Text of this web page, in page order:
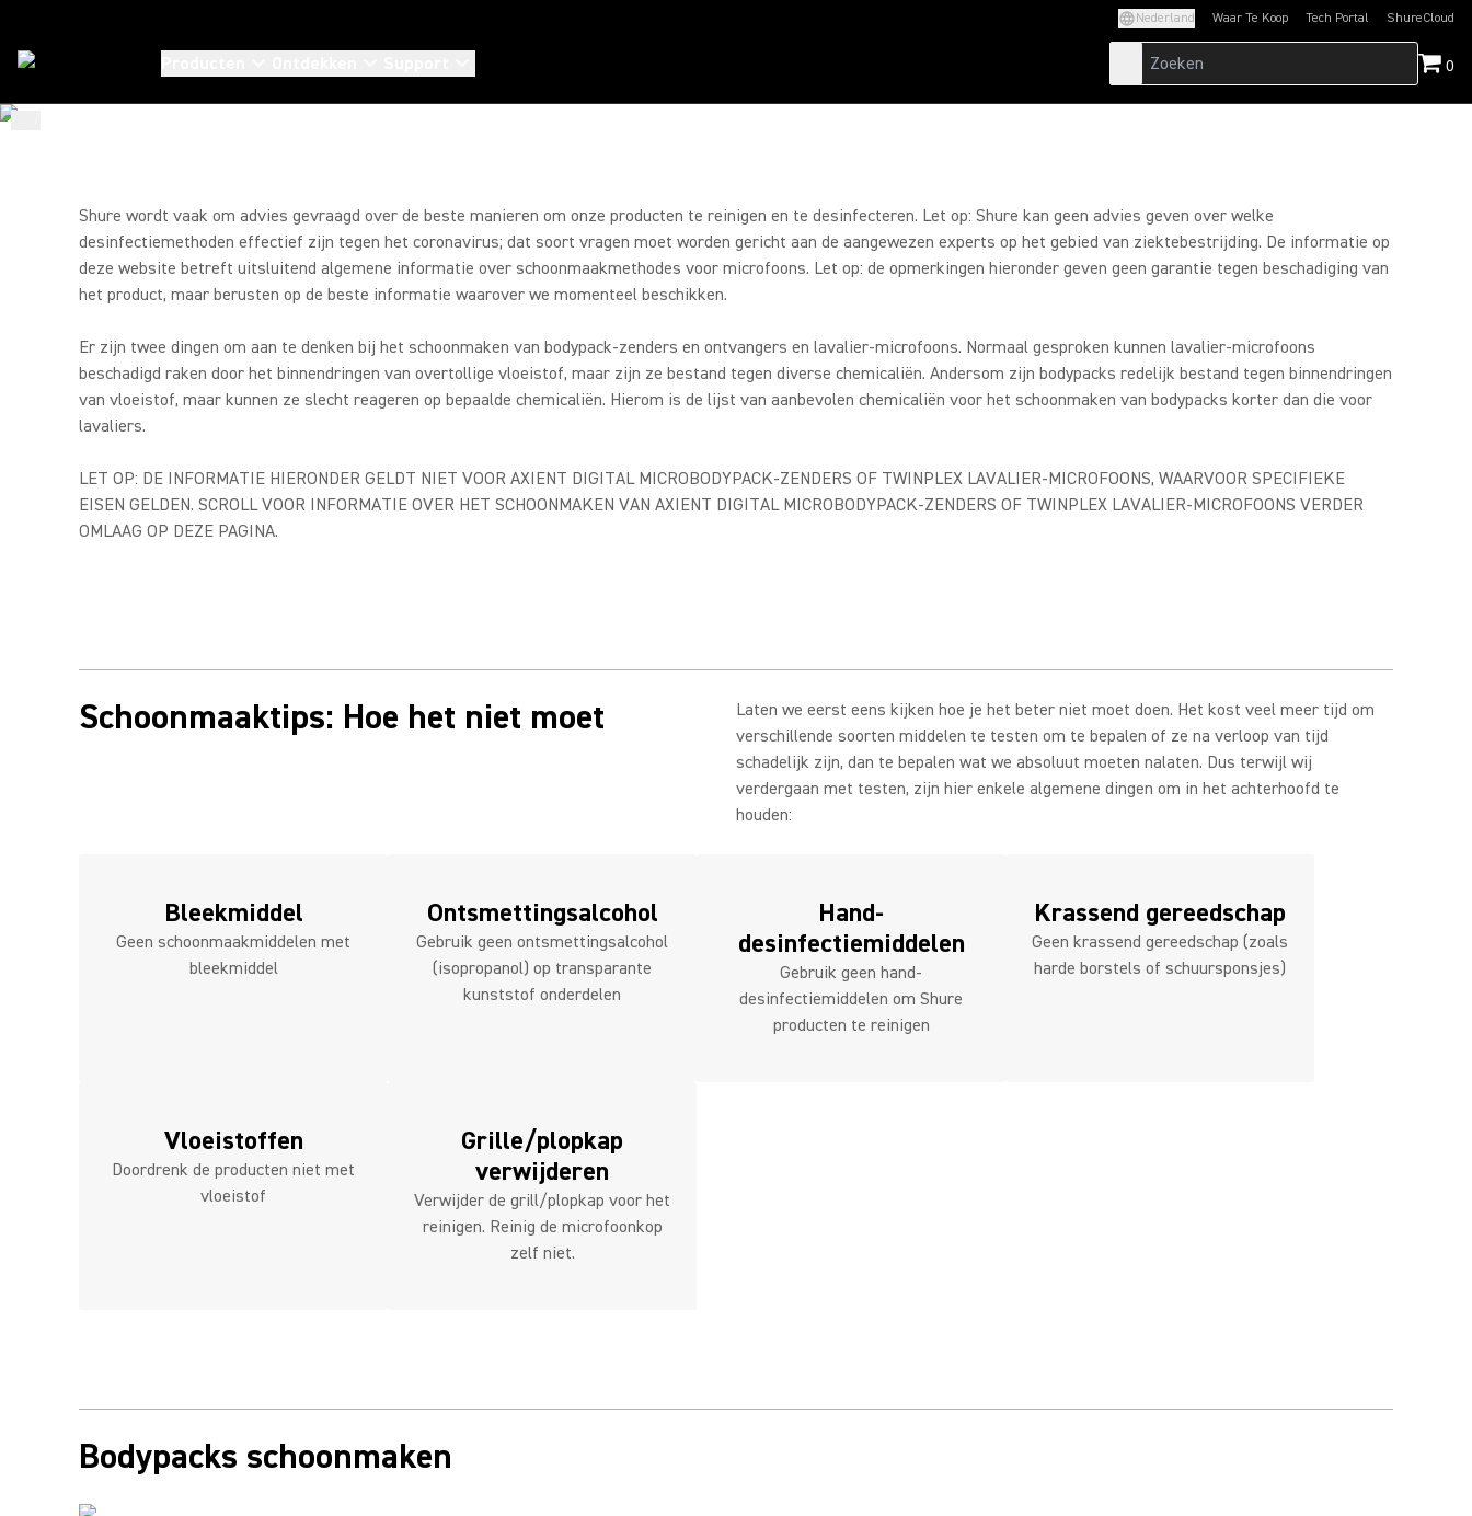
Nederland Waar Te Koop Tech Portal
(Opens in a new tab)ShureCloud
(Opens in a new
0
ZENDERS/ONTVANGERS
LAVALIER-/HEADSETS-
MICROFOONS
Shure wordt vaak om advies gevraagd over de beste manieren om onze producten te reinigen en te desinfecteren. Let op: Shure kan geen advies geven over welke
desinfectiemethoden effectief zijn tegen het coronavirus; dat soort vragen moet worden gericht aan de aangewezen experts op het gebied van ziektebestrijding. De informatie op
deze website betreft uitsluitend algemene informatie over schoonmaakmethodes voor microfoons. Let op: de opmerkingen hieronder geven geen garantie tegen beschadiging van
het product, maar berusten op de beste informatie waarover we momenteel beschikken.
Er zijn twee dingen om aan te denken bij het schoonmaken van bodypack-zenders en ontvangers en lavalier-microfoons. Normaal gesproken kunnen lavalier-microfoons
beschadigd raken door het binnendringen van overtollige vloeistof, maar zijn ze bestand tegen diverse chemicaliën. Andersom zijn bodypacks redelijk bestand tegen binnendringen
van vloeistof, maar kunnen ze slecht reageren op bepaalde chemicaliën. Hierom is de lijst van aanbevolen chemicaliën voor het schoonmaken van bodypacks korter dan die voor
lavaliers.
LET OP: DE INFORMATIE HIERONDER GELDT NIET VOOR AXIENT DIGITAL MICROBODYPACK-ZENDERS OF TWINPLEX LAVALIER-MICROFOONS, WAARVOOR SPECIFIEKE
EISEN GELDEN. SCROLL VOOR INFORMATIE OVER HET SCHOONMAKEN VAN AXIENT DIGITAL MICROBODYPACK-ZENDERS OF TWINPLEX LAVALIER-MICROFOONS VERDER
OMLAAG OP DEZE PAGINA.
Schoonmaaktips: Hoe het niet moet
Laten we eerst eens kijken hoe je het beter niet moet doen. Het kost veel meer tijd om
verschillende soorten middelen te testen om te bepalen of ze na verloop van tijd
schadelijk zijn, dan te bepalen wat we absoluut moeten nalaten. Dus terwijl wij
verdergaan met testen, zijn hier enkele algemene dingen om in het achterhoofd te
houden:
Bleekmiddel
Geen schoonmaakmiddelen met
bleekmiddel
Ontsmettingsalcohol
Gebruik geen ontsmettingsalcohol
(isopropanol) op transparante
kunststof onderdelen
Hand-
desinfectiemiddelen
Gebruik geen hand-
desinfectiemiddelen om Shure
producten te reinigen
Krassend gereedschap
Geen krassend gereedschap (zoals
harde borstels of schuursponsjes)
Vloeistoffen
Doordrenk de producten niet met
vloeistof
Grille/plopkap
verwijderen
Verwijder de grill/plopkap voor het
reinigen. Reinig de microfoonkop
zelf niet.
Bodypacks schoonmaken